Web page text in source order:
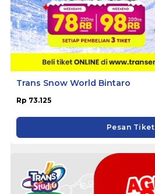
Trans Snow World Bintaro
Rp 73.125
Pesan Tiket